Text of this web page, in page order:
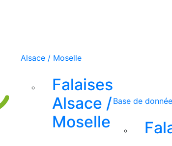
Alsace / Moselle
Falaises
Alsace /
Moselle
Base de